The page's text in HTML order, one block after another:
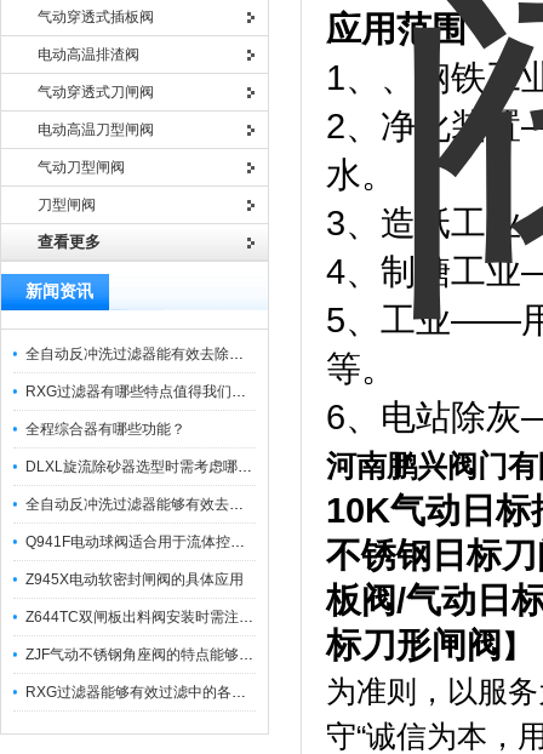
气动穿透式插板阀
电动高温排渣阀
气动穿透式刀闸阀
电动高温刀型闸阀
气动刀型闸阀
刀型闸阀
查看更多
新闻资讯
全自动反冲洗过滤器能有效去除过滤介质上的杂质
RXG过滤器有哪些特点值得我们选择？
全程综合器有哪些功能？
DLXL旋流除砂器选型时需考虑哪些因素？
全自动反冲洗过滤器能够有效去除不同粒径的固体杂
Q941F电动球阀适合用于流体控制需要迅速反应的场合
Z945X电动软密封闸阀的具体应用
Z644TC双闸板出料阀安装时需注意哪些事项？
ZJF气动不锈钢角座阀的特点能够稳定地控制介质流量
RXG过滤器能够有效过滤中的各种杂质
应用范围：
1、、钢铁
2、净化装置
水。
3、造纸工业
4、制糖工业
5、工业——
等。
6、电站除
河南鹏兴阀门
10K气动日标
不锈钢日标
板阀/气动日
标刀形闸阀 】
为准则，以服
守“诚信为本，